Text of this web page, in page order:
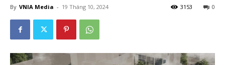
By VNIA Media - 19 Tháng 10, 2024 0
3153